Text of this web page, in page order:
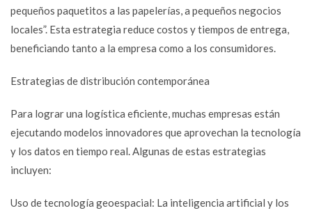
pequeños paquetitos a las papelerías, a pequeños negocios
locales”. Esta estrategia reduce costos y tiempos de entrega,
beneficiando tanto a la empresa como a los consumidores.
Estrategias de distribución contemporánea
Para lograr una logística eficiente, muchas empresas están
ejecutando modelos innovadores que aprovechan la tecnología
y los datos en tiempo real. Algunas de estas estrategias
incluyen:
Uso de tecnología geoespacial: La inteligencia artificial y los